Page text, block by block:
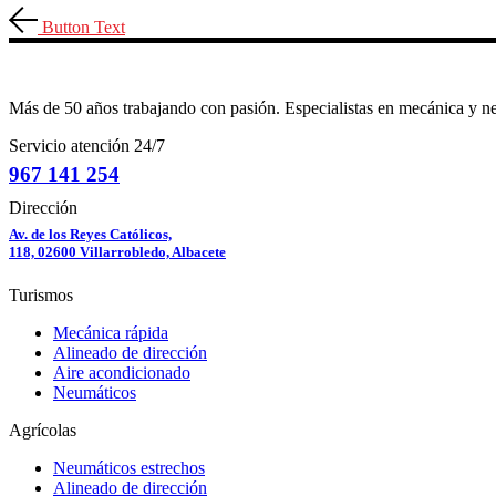
Button Text
Más de 50 años trabajando con pasión. Especialistas en mecánica y
Servicio atención 24/7
967 141 254
Dirección
Av. de los Reyes Católicos,
118, 02600 Villarrobledo, Albacete
Turismos
Mecánica rápida
Alineado de dirección
Aire acondicionado
Neumáticos
Agrícolas
Neumáticos estrechos
Alineado de dirección